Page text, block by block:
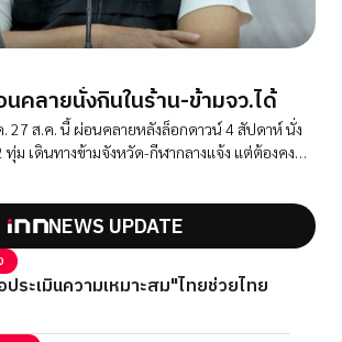
คลายนั่งกินในร้าน-ข้ามจว.ได้
. 27 ส.ค. นี้ ผ่อนคลายหลังล็อกดาวน์ 4 สัปดาห์ นั่ง
ทุ่ม เดินทางข้ามจังหวัด-กีฬากลางแจ้ง แต่ต้องคง
NEWS UPDATE
ระเมินความเหมาะสม"ไทยช่วยไทย